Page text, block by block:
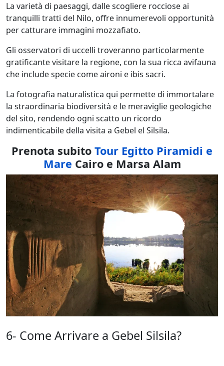
La varietà di paesaggi, dalle scogliere rocciose ai
tranquilli tratti del Nilo, offre innumerevoli opportunità
per catturare immagini mozzafiato.
Gli osservatori di uccelli troveranno particolarmente
gratificante visitare la regione, con la sua ricca avifauna
che include specie come aironi e ibis sacri.
La fotografia naturalistica qui permette di immortalare
la straordinaria biodiversità e le meraviglie geologiche
del sito, rendendo ogni scatto un ricordo
indimenticabile della visita a Gebel el Silsila.
Prenota subito Tour Egitto Piramidi e
Mare Cairo e Marsa Alam
6- Come Arrivare a Gebel Silsila?